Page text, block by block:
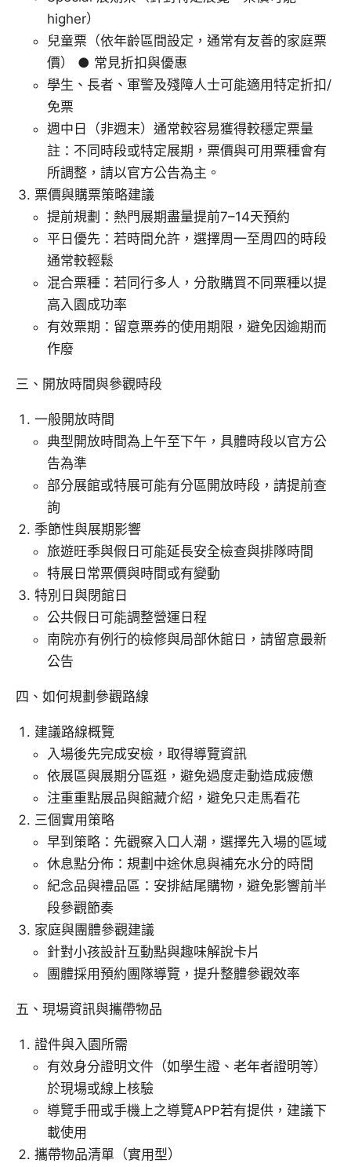
higher）
兒童票（依年齡區間設定，通常有友善的家庭票
價） ● 常見折扣與優惠
學生、長者、軍警及殘障人士可能適用特定折扣/
免票
週中日（非週末）通常較容易獲得較穩定票量
註：不同時段或特定展期，票價與可用票種會有
所調整，請以官方公告為主。
票價與購票策略建議
提前規劃：熱門展期盡量提前7–14天預約
平日優先：若時間允許，選擇周一至周四的時段
通常較輕鬆
混合票種：若同行多人，分散購買不同票種以提
高入園成功率
有效票期：留意票券的使用期限，避免因逾期而
作廢
三、開放時間與參觀時段
一般開放時間
典型開放時間為上午至下午，具體時段以官方公
告為準
部分展館或特展可能有分區開放時段，請提前查
詢
季節性與展期影響
旅遊旺季與假日可能延長安全檢查與排隊時間
特展日常票價與時間或有變動
特別日與閉館日
公共假日可能調整營運日程
南院亦有例行的檢修與局部休館日，請留意最新
公告
四、如何規劃參觀路線
建議路線概覽
入場後先完成安檢，取得導覽資訊
依展區與展期分區逛，避免過度走動造成疲憊
注重重點展品與館藏介紹，避免只走馬看花
三個實用策略
早到策略：先觀察入口人潮，選擇先入場的區域
休息點分佈：規劃中途休息與補充水分的時間
紀念品與禮品區：安排結尾購物，避免影響前半
段參觀節奏
家庭與團體參觀建議
針對小孩設計互動點與趣味解說卡片
團體採用預約團隊導覽，提升整體參觀效率
五、現場資訊與攜帶物品
證件與入園所需
有效身分證明文件（如學生證、老年者證明等）
於現場或線上核驗
導覽手冊或手機上之導覽APP若有提供，建議下
載使用
攜帶物品清單（實用型）